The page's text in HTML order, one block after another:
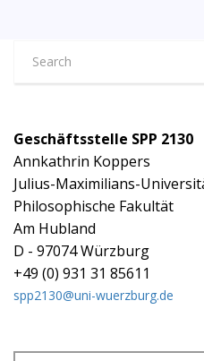
Geschäftsstelle SPP 2130
Annkathrin Koppers
Julius-Maximilians-
Philosophische Fakultät
Am Hubland
D - 97074 Würzburg
+49 (0) 931 31 85611
spp2130@uni-wuerzburg.de